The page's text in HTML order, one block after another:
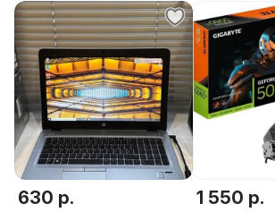
630 р. 1 550 р.